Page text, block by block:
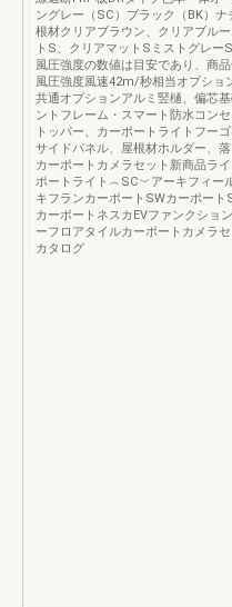
ングレー（SC）ブラック（BK）
根材クリアブラウン、クリアブル
トS、クリアマットSミストグレ
風圧強度の数値は目安であり、商
風圧強度風速42m/秒相当オプショ
共通オプションアルミ竪樋、偏芯
ントフレーム・スマート防水コン
トッパー、カーポートライトフー
サイドパネル、屋根材ホルダー、
カーポートカメラセット新商品ラ
ポートライト︵SC︶アーキフィー
キフランカーポートSWカーポー
カーポートネスカEVファンクショ
ーフロアタイルカーポートカメラ
カタログ